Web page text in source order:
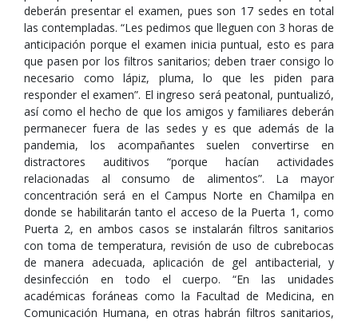
deberán presentar el examen, pues son 17 sedes en total
las contempladas. “Les pedimos que lleguen con 3 horas de
anticipación porque el examen inicia puntual, esto es para
que pasen por los filtros sanitarios; deben traer consigo lo
necesario como lápiz, pluma, lo que les piden para
responder el examen”. El ingreso será peatonal, puntualizó,
así como el hecho de que los amigos y familiares deberán
permanecer fuera de las sedes y es que además de la
pandemia, los acompañantes suelen convertirse en
distractores auditivos “porque hacían actividades
relacionadas al consumo de alimentos”. La mayor
concentración será en el Campus Norte en Chamilpa en
donde se habilitarán tanto el acceso de la Puerta 1, como
Puerta 2, en ambos casos se instalarán filtros sanitarios
con toma de temperatura, revisión de uso de cubrebocas
de manera adecuada, aplicación de gel antibacterial, y
desinfección en todo el cuerpo. “En las unidades
académicas foráneas como la Facultad de Medicina, en
Comunicación Humana, en otras habrán filtros sanitarios,